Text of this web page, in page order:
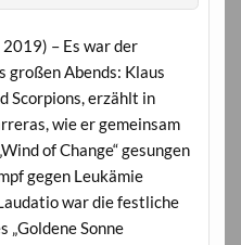
– Es war der
großen Abends: Klaus
Scorpions, erzählt in
wie er gemeinsam
of Change“ gesungen
gegen Leukämie
war die festliche
„Goldene Sonne